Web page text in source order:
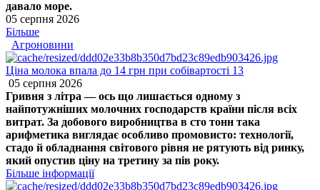
давало море.
05 серпня 2026
Більше
Агроновини
Ціна молока впала до 14 грн при собівартості 13
05 серпня 2026
Гривня з літра — ось що лишається одному з
найпотужніших молочних господарств країни після всіх
витрат. За добового виробництва в сто тонн така
арифметика виглядає особливо промовисто: технології,
стадо й обладнання світового рівня не рятують від ринку,
який опустив ціну на третину за пів року.
Більше інформації